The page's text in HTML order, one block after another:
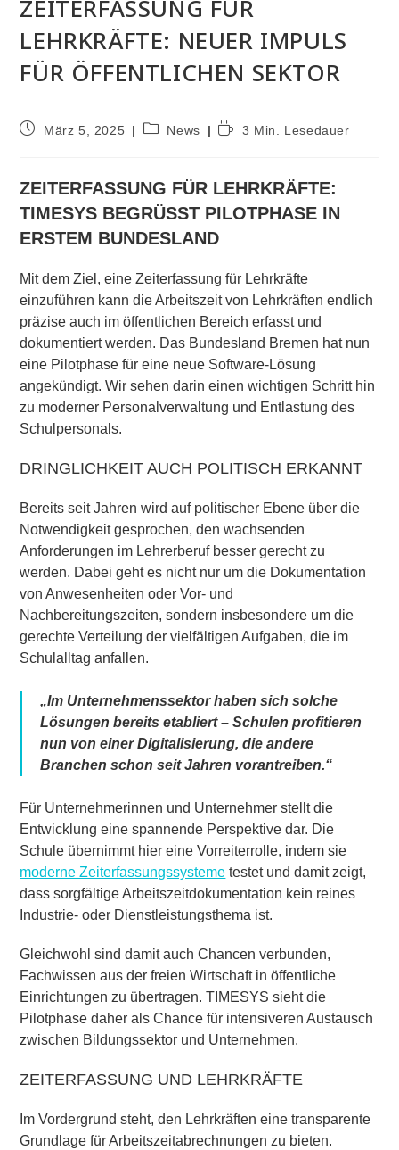
ZEITERFASSUNG FÜR
LEHRKRÄFTE: NEUER IMPULS
FÜR ÖFFENTLICHEN SEKTOR
BeitragMärz 5, 2025
Beitrags-
News Lesedauer:
3 Min. Lesedauer
ZEITERFASSUNG FÜR LEHRKRÄFTE:
TIMESYS BEGRÜSST PILOTPHASE IN E
RSTEM BUNDESLAND
Mit dem Ziel, eine Zeiterfassung für Lehrkräfte
einzuführen kann die Arbeitszeit von Lehrkräften endlich
präzise auch im öffentlichen Bereich erfasst und
dokumentiert werden. Das Bundesland Bremen hat nun
eine Pilotphase für eine neue Software-Lösung
angekündigt. Wir sehen darin einen wichtigen Schritt hin
zu moderner Personalverwaltung und Entlastung des
Schulpersonals.
DRINGLICHKEIT AUCH POLITISCH ERKANNT
Bereits seit Jahren wird auf politischer Ebene über die
Notwendigkeit gesprochen, den wachsenden
Anforderungen im Lehrerberuf besser gerecht zu
werden. Dabei geht es nicht nur um die Dokumentation
von Anwesenheiten oder Vor- und
Nachbereitungszeiten, sondern insbesondere um die
gerechte Verteilung der vielfältigen Aufgaben, die im
Schulalltag anfallen.
„Im Unternehmenssektor haben sich solche
Lösungen bereits etabliert – Schulen profitieren
nun von einer Digitalisierung, die andere
Branchen schon seit Jahren vorantreiben.“
Für Unternehmerinnen und Unternehmer stellt die
Entwicklung eine spannende Perspektive dar. Die
Schule übernimmt hier eine Vorreiterrolle, indem sie
moderne Zeiterfassungssysteme testet und damit zeigt,
dass sorgfältige Arbeitszeitdokumentation kein reines
Industrie- oder Dienstleistungsthema ist.
Gleichwohl sind damit auch Chancen verbunden,
Fachwissen aus der freien Wirtschaft in öffentliche
Einrichtungen zu übertragen. TIMESYS sieht die
Pilotphase daher als Chance für intensiveren Austausch
zwischen Bildungssektor und Unternehmen.
ZEITERFASSUNG UND LEHRKRÄFTE
Im Vordergrund steht, den Lehrkräften eine transparente
Grundlage für Arbeitszeitabrechnungen zu bieten.